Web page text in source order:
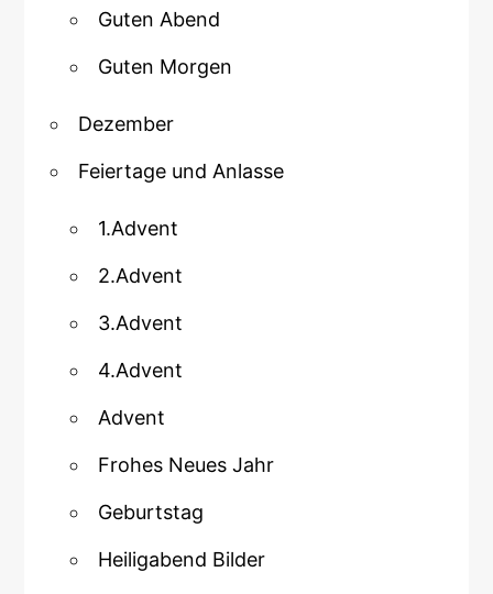
Guten Abend
Guten Morgen
Dezember
Feiertage und Anlasse
1.Advent
2.Advent
3.Advent
4.Advent
Advent
Frohes Neues Jahr
Geburtstag
Heiligabend Bilder